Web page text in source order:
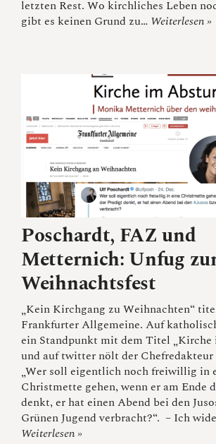
letzten Rest. Wo kirchliches Leben
gibt es keinen Grund zu… Weiterlesen »
Poschardt, FAZ und
Metternich: Unfug
Weihnachtsfest
„Kein Kirchgang zu Weihnachten“
Frankfurter Allgemeine. Auf
ein Standpunkt mit dem Titel „Kirche
und auf twitter nölt der Chefredakteur
„Wer soll eigentlich noch freiwillig in
Christmette gehen, wenn er am Ende
denkt, er hat einen Abend bei den
Grünen Jugend verbracht?“. – Ich
Weiterlesen »